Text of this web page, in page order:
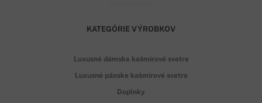
KATEGÓRIE VÝROBKOV
Luxusné dámske kašmírové svetre
Luxusné pánske kašmírové svetre
Doplnky